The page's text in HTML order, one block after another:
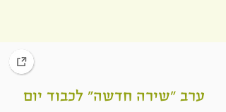
ערב "שירה חדשה" לכבוד יום